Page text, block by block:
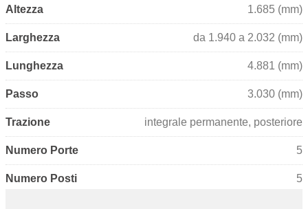
Altezza 1.685 (mm)
Larghezza da 1.940 a 2.032 (mm)
Lunghezza 4.881 (mm)
Passo 3.030 (mm)
Trazione integrale permanente, posteriore
Numero Porte 5
Numero Posti 5